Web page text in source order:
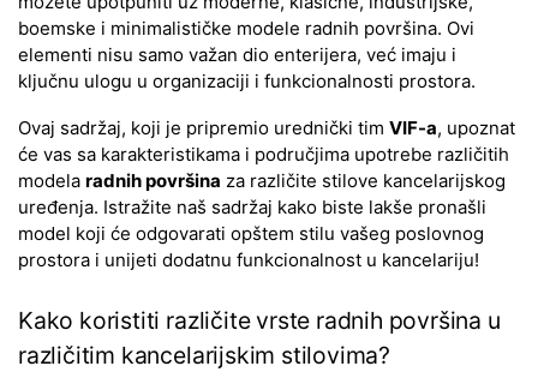
boemske i minimalističke modele radnih površina. Ovi
elementi nisu samo važan dio enterijera, već imaju i
ključnu ulogu u organizaciji i funkcionalnosti prostora.
Ovaj sadržaj, koji je pripremio urednički tim VIF-a, upoznat
će vas sa karakteristikama i područjima upotrebe različitih
modela radnih površina za različite stilove kancelarijskog
uređenja. Istražite naš sadržaj kako biste lakše pronašli
model koji će odgovarati opštem stilu vašeg poslovnog
prostora i unijeti dodatnu funkcionalnost u kancelariju!
Kako koristiti različite vrste radnih površina u
različitim kancelarijskim stilovima?